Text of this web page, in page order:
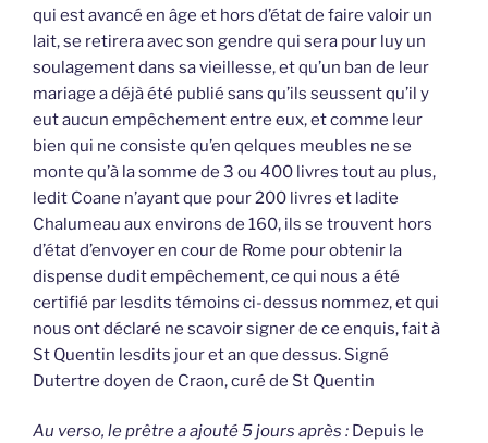
qui est avancé en âge et hors d’état de faire valoir un
lait, se retirera avec son gendre qui sera pour luy un
soulagement dans sa vieillesse, et qu’un ban de leur
mariage a déjà été publié sans qu’ils seussent qu’il y
eut aucun empêchement entre eux, et comme leur
bien qui ne consiste qu’en qelques meubles ne se
monte qu’à la somme de 3 ou 400 livres tout au plus,
ledit Coane n’ayant que pour 200 livres et ladite
Chalumeau aux environs de 160, ils se trouvent hors
d’état d’envoyer en cour de Rome pour obtenir la
dispense dudit empêchement, ce qui nous a été
certifié par lesdits témoins ci-dessus nommez, et qui
nous ont déclaré ne scavoir signer de ce enquis, fait à
St Quentin lesdits jour et an que dessus. Signé
Dutertre doyen de Craon, curé de St Quentin
Au verso, le prêtre a ajouté 5 jours après : Depuis le